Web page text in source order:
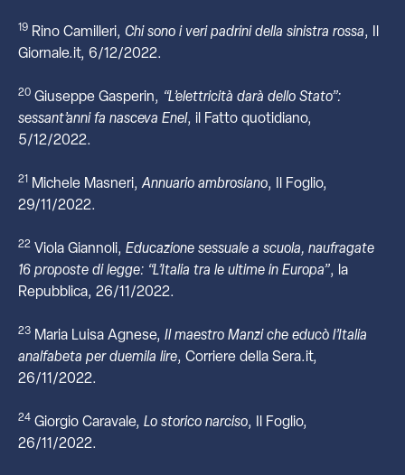
19 Rino Camilleri, Chi sono i veri padrini della sinistra rossa, Il
Giornale.it, 6/12/2022.
20 Giuseppe Gasperin, “L’elettricità darà dello Stato”:
sessant’anni fa nasceva Enel, il Fatto quotidiano,
5/12/2022.
21 Michele Masneri,Annuario ambrosiano, Il Foglio,
29/11/2022.
22 Viola Giannoli, Educazione sessuale a scuola, naufragate
16 proposte di legge: “L’Italia tra le ultime in Europa”, la
Repubblica, 26/11/2022.
23 Maria Luisa Agnese, Il maestro Manzi che educò l’Italia
analfabeta per duemila lire, Corriere della Sera.it,
26/11/2022.
24 Giorgio Caravale, Lo storico narciso, Il Foglio,
26/11/2022.